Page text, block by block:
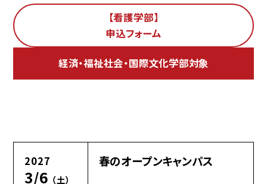
【看護学部】
申込フォーム
経済・福祉社会・国際文化学部対象
2027
3/6 （土）
春のオープンキャンパス